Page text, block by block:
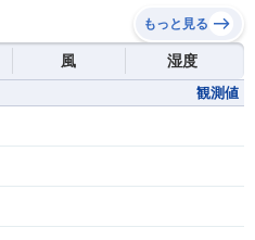
もっと見る
風 湿度
観測値